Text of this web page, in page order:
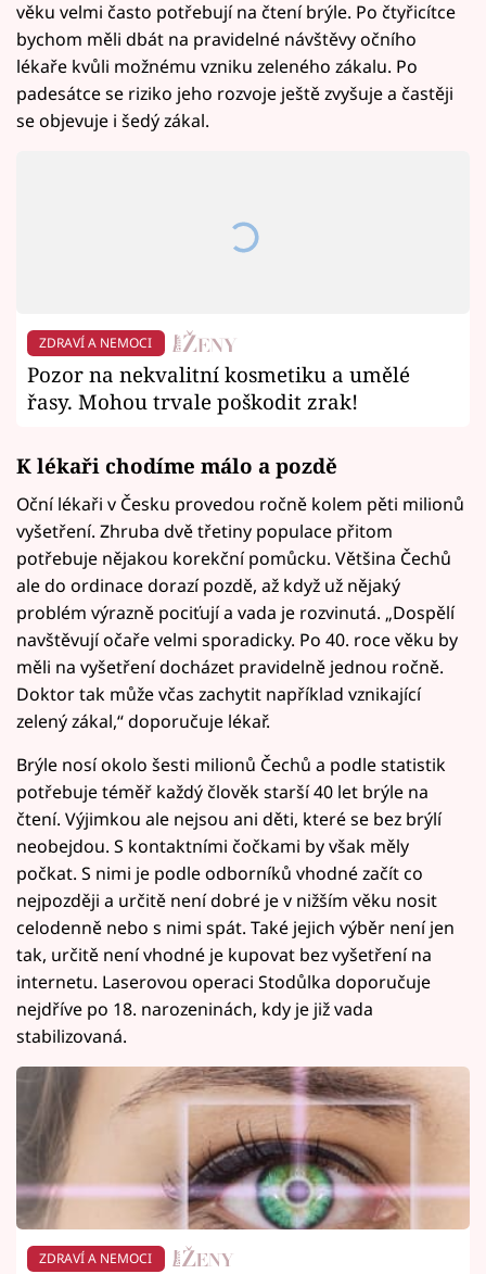
věku velmi často potřebují na čtení brýle. Po čtyřicítce
bychom měli dbát na pravidelné návštěvy očního
lékaře kvůli možnému vzniku zeleného zákalu. Po
padesátce se riziko jeho rozvoje ještě zvyšuje a častěji
se objevuje i šedý zákal.
ZDRAVÍ A NEMOCI
Pozor na nekvalitní kosmetiku a umělé
řasy. Mohou trvale poškodit zrak!
K lékaři chodíme málo a pozdě
Oční lékaři v Česku provedou ročně kolem pěti milionů
vyšetření. Zhruba dvě třetiny populace přitom
potřebuje nějakou korekční pomůcku. Většina Čechů
ale do ordinace dorazí pozdě, až když už nějaký
problém výrazně pociťují a vada je rozvinutá. „Dospělí
navštěvují očaře velmi sporadicky. Po 40. roce věku by
měli na vyšetření docházet pravidelně jednou ročně.
Doktor tak může včas zachytit například vznikající
zelený zákal,“ doporučuje lékař.
Brýle nosí okolo šesti milionů Čechů a podle statistik
potřebuje téměř každý člověk starší 40 let brýle na
čtení. Výjimkou ale nejsou ani děti, které se bez brýlí
neobejdou. S kontaktními čočkami by však měly
počkat. S nimi je podle odborníků vhodné začít co
nejpozději a určitě není dobré je v nižším věku nosit
celodenně nebo s nimi spát. Také jejich výběr není jen
tak, určitě není vhodné je kupovat bez vyšetření na
internetu. Laserovou operaci Stodůlka doporučuje
nejdříve po 18. narozeninách, kdy je již vada
stabilizovaná.
ZDRAVÍ A NEMOCI